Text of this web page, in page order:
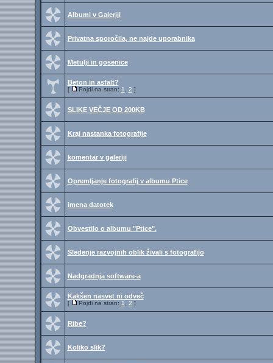
Albumi v Galeriji
Privatna sporočila, ne najde uporabnika
Metulji in gosenice
Beton in asfalt?
[ Pojdi na stran: 1 2 ]
SLIKE VEČJE OD 200KB
Kraj nastanka fotografije
komentar v galeriji
Opremljanje fotografij v albumu Ptice
imena datotek
Obvestilo o albumu "Ptice".
Sledenje razvojnih oblik živali s fotografijo
Nadgradnja software-a
Kakšen nasvet ni odveč
[ Pojdi na stran: 1 2 ]
Ribe?
Koliko slik?